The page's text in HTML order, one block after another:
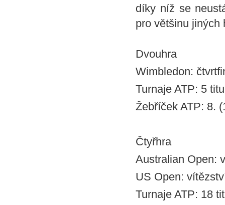
díky níž se
pro většinu jiných
Dvouhra
Wimbledon:
Turnaje ATP: 5
Žebříček ATP: 8.
Čtyřhra
Australian Open:
US Open:
Turnaje ATP: 18